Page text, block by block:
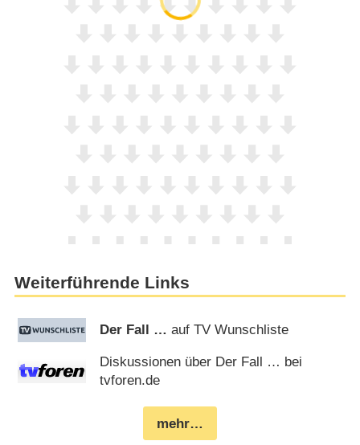
Weiterführende Links
Der Fall … auf TV Wunschliste
Diskussionen über Der Fall … bei
tvforen.de
mehr…